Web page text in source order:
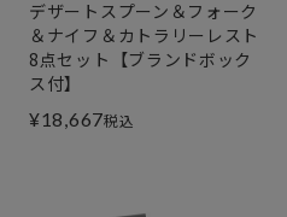
デザートスプーン＆フォーク
＆ナイフ＆カトラリーレスト
8点セット【ブランドボック
ス付】
¥18,667税込